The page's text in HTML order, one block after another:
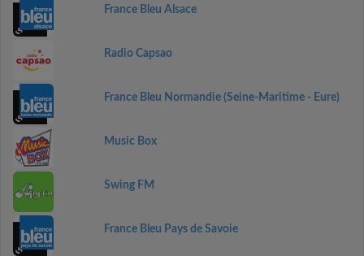
France Bleu Alsace
Radio Capsao
France Bleu Normandie (Seine-Maritime - Eure)
Music Box
Swing FM
France Bleu Pays de Savoie